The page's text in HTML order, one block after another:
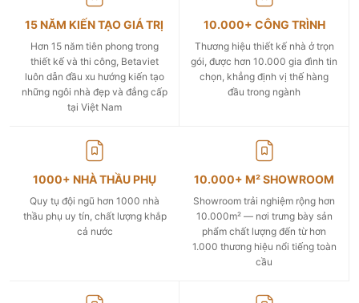
15 NĂM KIẾN TẠO GIÁ TRỊ
Hơn 15 năm tiên phong trong
thiết kế và thi công, Betaviet
luôn dẫn đầu xu hướng kiến tạo
những ngôi nhà đẹp và đẳng cấp
tại Việt Nam
10.000+ CÔNG TRÌNH
Thương hiệu thiết kế nhà ở trọn
gói, được hơn 10.000 gia đình tin
chọn, khẳng định vị thế hàng
đầu trong ngành
1000+ NHÀ THẦU PHỤ
Quy tụ đội ngũ hơn 1000 nhà
thầu phụ uy tín, chất lượng khắp
cả nước
10.000+ M² SHOWROOM
Showroom trải nghiệm rộng hơn
10.000m² — nơi trưng bày sản
phẩm chất lượng đến từ hơn
1.000 thương hiệu nổi tiếng toàn
cầu